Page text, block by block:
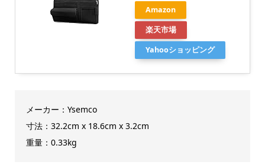
Amazon
楽天市場
Yahooショッピング
メーカー：Ysemco
寸法：32.2cm x 18.6cm x 3.2cm
重量：0.33kg